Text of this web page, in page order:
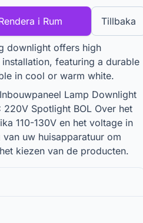
i Rum Tillbaka
downlight offers high
featuring a durable
in cool or warm white.
Lamp Downlight
Spotlight BOL Over het
110-130V en het voltage in
uw huisapparatuur om
kiezen van de producten.